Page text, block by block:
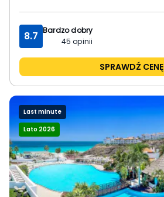
8.7 Bardzo dobry
45 opinii
SPRAWDŹ CENĘ
Last minute
Lato 2026